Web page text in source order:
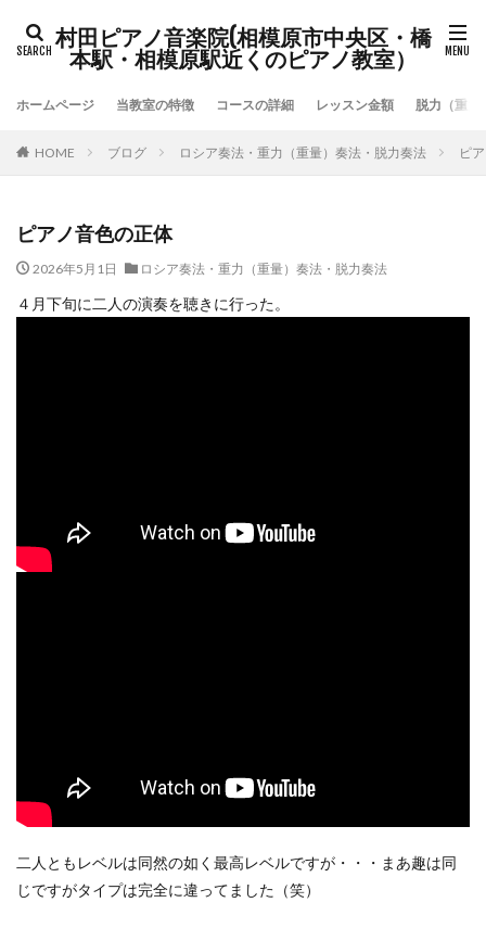
村田ピアノ音楽院(相模原市中央区・橋
本駅・相模原駅近くのピアノ教室）
ホームページ 当教室の特徴 コースの詳細 レッスン金額 脱力（重力
HOME ブログ ロシア奏法・重力（重量）奏法・脱力奏法 ピ
ピアノ音色の正体
2026年5月1日 ロシア奏法・重力（重量）奏法・脱力奏法
４月下旬に二人の演奏を聴きに行った。
二人ともレベルは同然の如く最高レベルですが・・・まあ趣は同
じですがタイプは完全に違ってました（笑）